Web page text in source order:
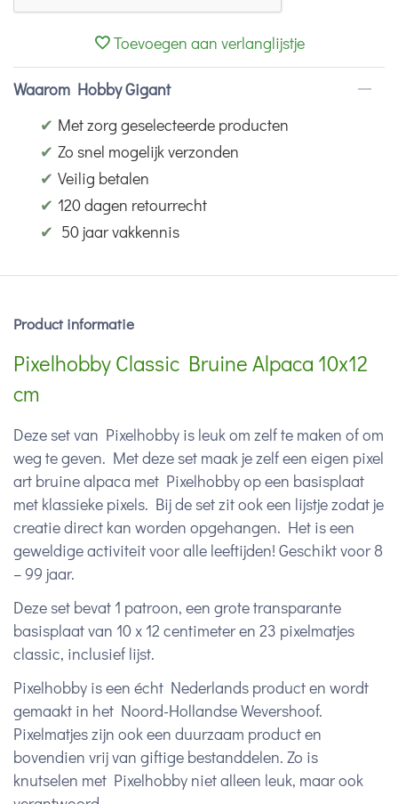
Toevoegen aan verlanglijstje
Waarom Hobby Gigant
✔ Met zorg geselecteerde producten
✔ Zo snel mogelijk verzonden
✔ Veilig betalen
✔ 120 dagen retourrecht
✔ 50 jaar vakkennis
Product informatie
Pixelhobby Classic Bruine Alpaca 10x12
cm
Deze set van Pixelhobby is leuk om zelf te maken of om
weg te geven. Met deze set maak je zelf een eigen pixel
art bruine alpaca met Pixelhobby op een basisplaat
met klassieke pixels. Bij de set zit ook een lijstje zodat je
creatie direct kan worden opgehangen. Het is een
geweldige activiteit voor alle leeftijden! Geschikt voor 8
– 99 jaar.
Deze set bevat 1 patroon, een grote transparante
basisplaat van 10 x 12 centimeter en 23 pixelmatjes
classic, inclusief lijst.
Pixelhobby is een écht Nederlands product en wordt
gemaakt in het Noord-Hollandse Wevershoof.
Pixelmatjes zijn ook een duurzaam product en
bovendien vrij van giftige bestanddelen. Zo is
knutselen met Pixelhobby niet alleen leuk, maar ook